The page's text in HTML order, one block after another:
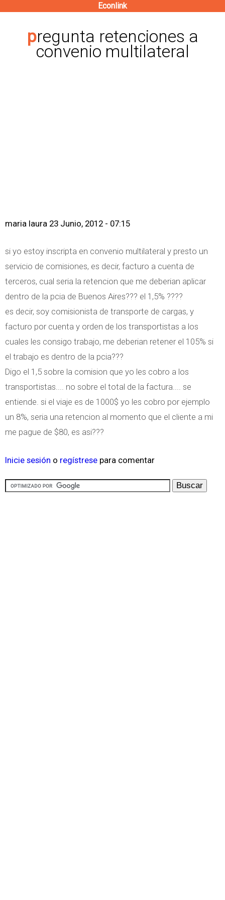
contenido
principal
Econlink
pregunta retenciones a
convenio multilateral
maria laura 23 Junio, 2012 - 07:15
si yo estoy inscripta en convenio multilateral y presto un
servicio de comisiones, es decir, facturo a cuenta de
terceros, cual seria la retencion que me deberian aplicar
dentro de la pcia de Buenos Aires??? el 1,5% ????
es decir, soy comisionista de transporte de cargas, y
facturo por cuenta y orden de los transportistas a los
cuales les consigo trabajo, me deberian retener el 105% si
el trabajo es dentro de la pcia???
Digo el 1,5 sobre la comision que yo les cobro a los
transportistas.... no sobre el total de la factura.... se
entiende. si el viaje es de 1000$ yo les cobro por ejemplo
un 8%, seria una retencion al momento que el cliente a mi
me pague de $80, es asi???
Inicie sesión o regístrese para comentar